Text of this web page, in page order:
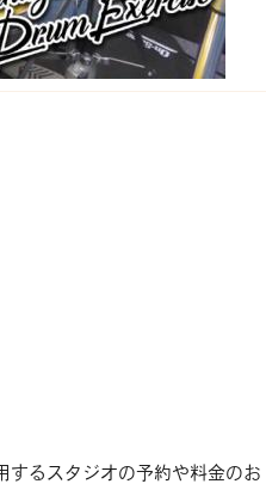
するスタジオの予約や料金のお